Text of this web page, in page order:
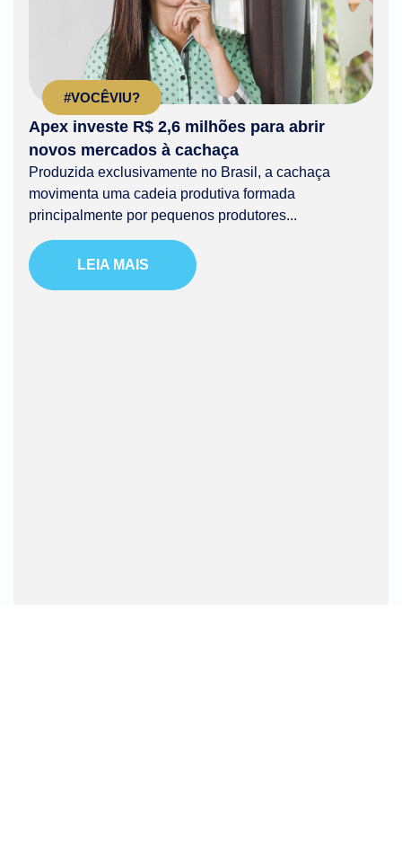
#VOCÊVIU?
Apex investe R$ 2,6 milhões para abrir
novos mercados à cachaça
Produzida exclusivamente no Brasil, a cachaça
movimenta uma cadeia produtiva formada
principalmente por pequenos produtores...
LEIA MAIS